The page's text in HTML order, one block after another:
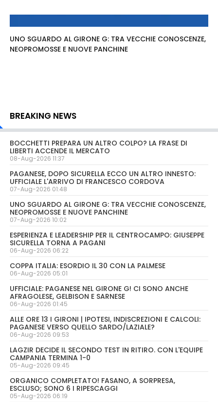
UNO SGUARDO AL GIRONE G: TRA VECCHIE CONOSCENZE,
NEOPROMOSSE E NUOVE PANCHINE
BREAKING NEWS
BOCCHETTI PREPARA UN ALTRO COLPO? LA FRASE DI
LIBERTI ACCENDE IL MERCATO
08-Aug-2026 11:37
PAGANESE, DOPO SICURELLA ECCO UN ALTRO INNESTO:
UFFICIALE L'ARRIVO DI FRANCESCO CORDOVA
07-Aug-2026 01:48
UNO SGUARDO AL GIRONE G: TRA VECCHIE CONOSCENZE,
NEOPROMOSSE E NUOVE PANCHINE
07-Aug-2026 10:02
ESPERIENZA E LEADERSHIP PER IL CENTROCAMPO: GIUSEPPE
SICURELLA TORNA A PAGANI
06-Aug-2026 06:22
COPPA ITALIA: ESORDIO IL 30 CON LA PALMESE
06-Aug-2026 05:01
UFFICIALE: PAGANESE NEL GIRONE G! CI SONO ANCHE
AFRAGOLESE, GELBISON E SARNESE
06-Aug-2026 01:45
ALLE ORE 13 I GIRONI | IPOTESI, INDISCREZIONI E CALCOLI:
PAGANESE VERSO QUELLO SARDO/LAZIALE?
06-Aug-2026 09:53
LAGZIR DECIDE IL SECONDO TEST IN RITIRO. CON L'EQUIPE
CAMPANIA TERMINA 1-0
05-Aug-2026 09:45
ORGANICO COMPLETATO! FASANO, A SORPRESA,
ESCLUSO; SONO 6 I RIPESCAGGI
05-Aug-2026 06:19